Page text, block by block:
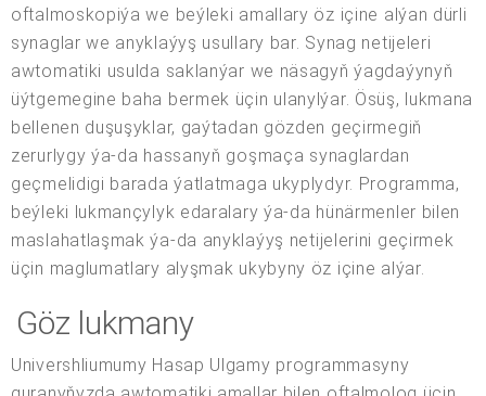
oftalmoskopiýa we beýleki amallary öz içine alýan dürli
synaglar we anyklaýyş usullary bar. Synag netijeleri
awtomatiki usulda saklanýar we näsagyň ýagdaýynyň
üýtgemegine baha bermek üçin ulanylýar. Ösüş, lukmana
bellenen duşuşyklar, gaýtadan gözden geçirmegiň
zerurlygy ýa-da hassanyň goşmaça synaglardan
geçmelidigi barada ýatlatmaga ukyplydyr. Programma,
beýleki lukmançylyk edaralary ýa-da hünärmenler bilen
maslahatlaşmak ýa-da anyklaýyş netijelerini geçirmek
üçin maglumatlary alyşmak ukybyny öz içine alýar.
Göz lukmany
Univershliumumy Hasap Ulgamy programmasyny